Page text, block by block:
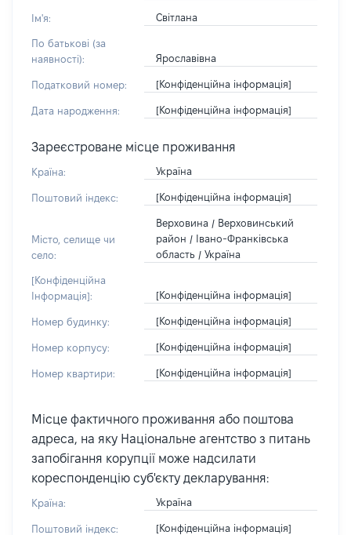
Ім'я: Світлана
По батькові (за
наявності):
Ярославівна
Податковий номер: [Конфіденційна інформація]
Дата народження: [Конфіденційна інформація]
Зареєстроване місце проживання
Країна: Україна
Поштовий індекс: [Конфіденційна інформація]
Місто, селище чи
село:
Верховина / Верховинський
район / Івано-Франківська
область / Україна
[Конфіденційна
Інформація]:
[Конфіденційна інформація]
Номер будинку: [Конфіденційна інформація]
Номер корпусу: [Конфіденційна інформація]
Номер квартири: [Конфіденційна інформація]
Місце фактичного проживання або поштова
адреса, на яку Національне агентство з питань
запобігання корупції може надсилати
кореспонденцію суб'єкту декларування:
Країна: Україна
Поштовий індекс: [Конфіденційна інформація]